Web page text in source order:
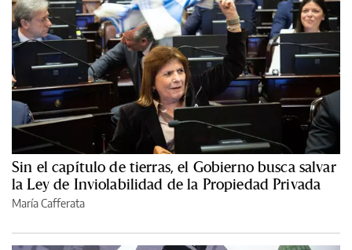
Sin el capítulo de tierras, el Gobierno busca salvar
la Ley de Inviolabilidad de la Propiedad Privada
María Cafferata